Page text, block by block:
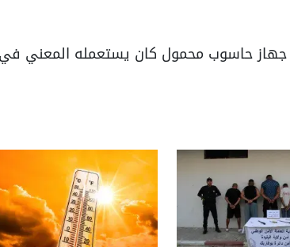
جهاز حاسوب محمول كان يستعمله المعني في